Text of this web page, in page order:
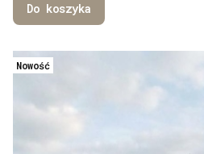
Do koszyka
Nowość